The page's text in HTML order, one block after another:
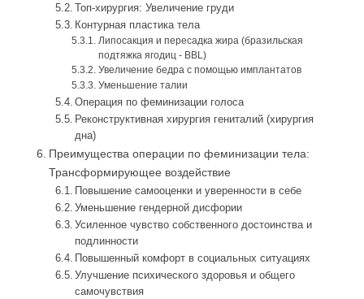
Топ-хирургия: Увеличение груди
Контурная пластика тела
Липосакция и пересадка жира (бразильская
подтяжка ягодиц - BBL)
Увеличение бедра с помощью имплантатов
Уменьшение талии
Операция по феминизации голоса
Реконструктивная хирургия гениталий (хирургия
дна)
Преимущества операции по феминизации тела:
Трансформирующее воздействие
Повышение самооценки и уверенности в себе
Уменьшение гендерной дисфории
Усиленное чувство собственного достоинства и
подлинности
Повышенный комфорт в социальных ситуациях
Улучшение психического здоровья и общего
самочувствия